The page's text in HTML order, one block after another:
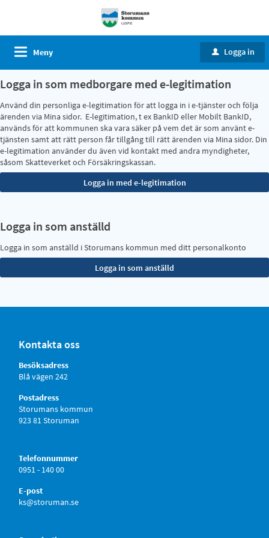
Meny u Logga in
Logga in som medborgare med e-legitimation
Använd din personliga e-legitimation för att logga in i e-tjänster och följa
ärenden via Mina sidor. E-legitimation, t ex BankID eller Mobilt BankID,
används för att kommunen ska vara säker på vem det är som använt e-
tjänsten samt att rätt person får tillgång till rätt ärenden via Mina sidor. Din
e-legitimation använder du även vid kontakt med andra myndigheter,
såsom Skatteverket och Försäkringskassan.
Logga in som anställd
Logga in som anställd i Storumans kommun med ditt personalkonto
Kontakta oss
Besöksadress
Blå vägen 242
Postadress
Storumans kommun
923 81 Storuman
Telefonnummer
0951 - 140 00
E-post
ks@storuman.se